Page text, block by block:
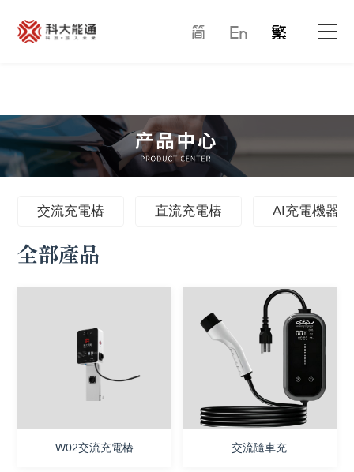
關於我們
產品中心
能通萬家
才賦未來
解決方案
交流充電樁 直流充電樁 AI充電機器人
全部產品
W02交流充電樁 交流隨車充